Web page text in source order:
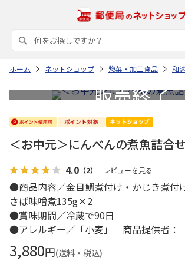
ホーム ネットショップ 惣菜・加工食品 和
＜お中元＞にんべんの煮魚詰合
4.0 （2） レビューを見る
●商品内容／金目鯛煮付け・かじき煮
さば味噌煮135g×2
●賞味期間／冷蔵で90日
●アレルギー／「小麦」 商品提供者：
3,880円(送料・税込)